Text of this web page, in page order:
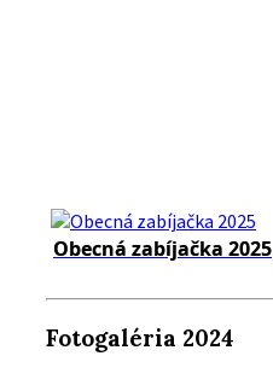
Obecná zabíjačka 2025
Fotogaléria 2024